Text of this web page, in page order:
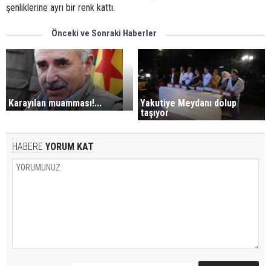
şenliklerine ayrı bir renk kattı.
Önceki ve Sonraki Haberler
Karayılan muamması!...
Yakutiye Meydanı dolup
taşıyor
HABERE YORUM KAT